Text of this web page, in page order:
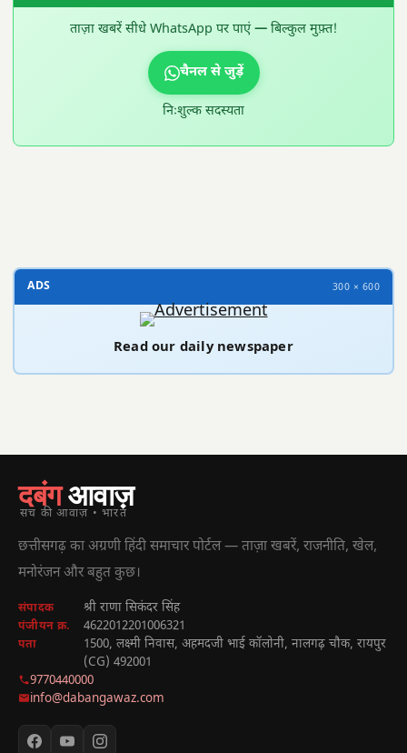
ताज़ा खबरें सीधे WhatsApp पर पाएं — बिल्कुल मुफ़्त!
चैनल से जुड़ें
निःशुल्क सदस्यता
ADS 300 × 600
Read our daily newspaper
दबंगआवाज़
सच की आवाज़ • भारत
छत्तीसगढ़ का अग्रणी हिंदी समाचार पोर्टल — ताज़ा खबरें, राजनीति, खेल,
मनोरंजन और बहुत कुछ।
संपादक श्री राणा सिकंदर सिंह
पंजीयन क्र. 4622012201006321
पता
1500, लक्ष्मी निवास, अहमदजी भाई कॉलोनी, नालगढ़ चौक, रायपुर
(CG) 492001
9770440000
info@dabangawaz.com